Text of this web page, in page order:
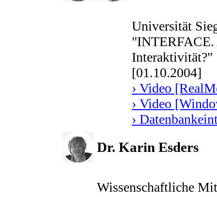
Universität
"INTERFACE.
Interaktivität?"
[01.10.2004]
› Video
› Video
›
Dr. Karin Esders
Wissenschaftliche